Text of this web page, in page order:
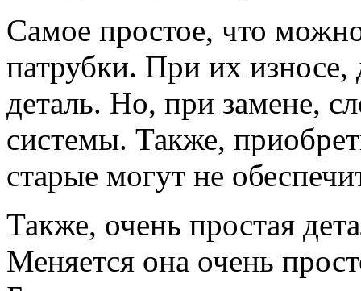
Самое простое, что
патрубки. При их износе,
деталь. Но, при замене,
системы. Также,
старые могут не
Также, очень простая
Меняется она очень